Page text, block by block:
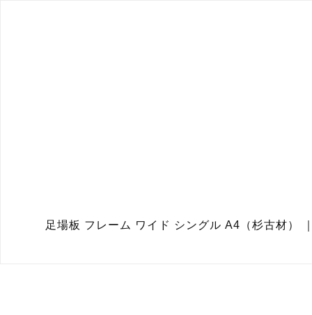
足場板 フレーム ワイド シングル A4（杉古材